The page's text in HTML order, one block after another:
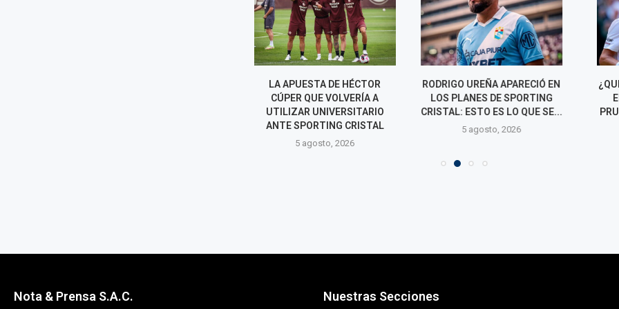
LA APUESTA DE HÉCTOR
CÚPER QUE VOLVERÍA A
UTILIZAR UNIVERSITARIO
ANTE SPORTING CRISTAL
5 agosto, 2026
RODRIGO UREÑA APARECIÓ EN
LOS PLANES DE SPORTING
CRISTAL: ESTO ES LO QUE SE...
5 agosto, 2026
¿QUIÉN ES
EL RIVAL
PRUEBA A
5
Nota & Prensa S.A.C. Nuestras Secciones